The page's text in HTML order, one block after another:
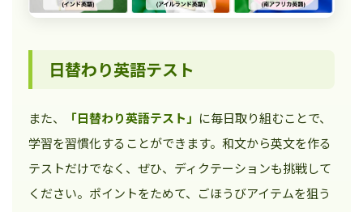
日替わり英語テスト
また、 「日替わり英語テスト」 に毎日取り組むことで、
学習を習慣化することができます。和文から英文を作る
テストだけでなく、ぜひ、ディクテーションも挑戦して
ください。ポイントをためて、ごほうびアイテムを狙う